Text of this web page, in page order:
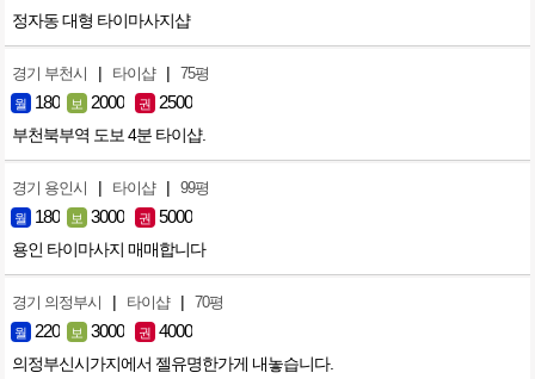
정자동 대형 타이마사지샵
경기 부천시 | 타이샵 | 75평
월 180 보 2000 권 2500
부천북부역 도보 4분 타이샵.
경기 용인시 | 타이샵 | 99평
월 180 보 3000 권 5000
용인 타이마사지 매매합니다
경기 의정부시 | 타이샵 | 70평
월 220 보 3000 권 4000
의정부신시가지에서 젤유명한가게 내놓습니다.